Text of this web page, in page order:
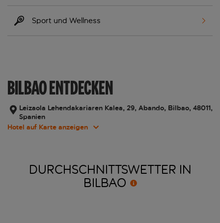
Sport und Wellness
BILBAO ENTDECKEN
Leizaola Lehendakariaren Kalea, 29, Abando, Bilbao, 48011,
Spanien
Hotel auf Karte anzeigen
DURCHSCHNITTSWETTER IN
BILBAO